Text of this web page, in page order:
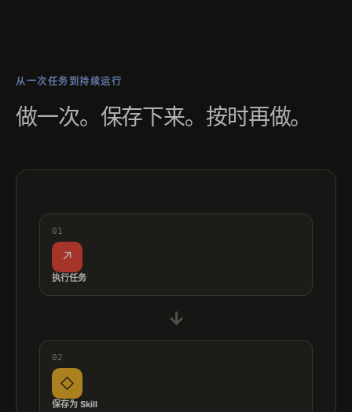
从一次任务到持续运行
做一次。保存下来。按时再做。
01
↗
执行任务
→
02
◇
保存为 Skill